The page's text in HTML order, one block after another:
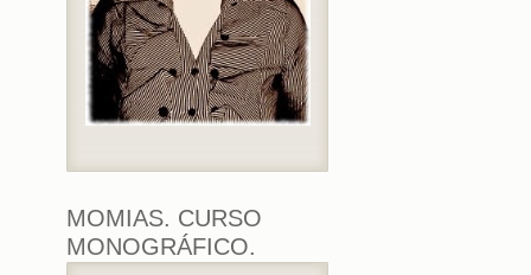
MOMIAS. CURSO
MONOGRÁFICO.